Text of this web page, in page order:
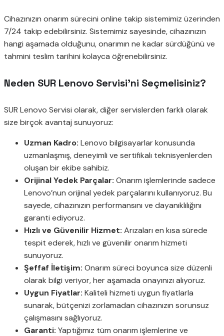
Cihazınızın onarım sürecini online takip sistemimiz üzerinden
7/24 takip edebilirsiniz. Sistemimiz sayesinde, cihazınızın
hangi aşamada olduğunu, onarımın ne kadar sürdüğünü ve
tahmini teslim tarihini kolayca öğrenebilirsiniz.
Neden SUR Lenovo Servisi’ni Seçmelisiniz?
SUR Lenovo Servisi olarak, diğer servislerden farklı olarak
size birçok avantaj sunuyoruz:
Uzman Kadro: Lenovo bilgisayarlar konusunda
uzmanlaşmış, deneyimli ve sertifikalı teknisyenlerden
oluşan bir ekibe sahibiz.
Orijinal Yedek Parçalar: Onarım işlemlerinde sadece
Lenovo’nun orijinal yedek parçalarını kullanıyoruz. Bu
sayede, cihazınızın performansını ve dayanıklılığını
garanti ediyoruz.
Hızlı ve Güvenilir Hizmet: Arızaları en kısa sürede
tespit ederek, hızlı ve güvenilir onarım hizmeti
sunuyoruz.
Şeffaf İletişim: Onarım süreci boyunca size düzenli
olarak bilgi veriyor, her aşamada onayınızı alıyoruz.
Uygun Fiyatlar: Kaliteli hizmeti uygun fiyatlarla
sunarak, bütçenizi zorlamadan cihazınızın sorunsuz
çalışmasını sağlıyoruz.
Garanti: Yaptığımız tüm onarım işlemlerine ve